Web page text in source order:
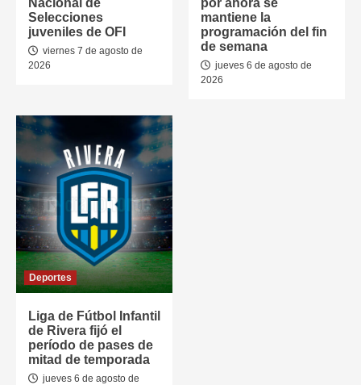
Selecciones
juveniles de OFI
viernes 7 de agosto de
2026
mantiene la
programación del fin
de semana
jueves 6 de agosto de
2026
Deportes
Liga de Fútbol Infantil
de Rivera fijó el
período de pases de
mitad de temporada
jueves 6 de agosto de